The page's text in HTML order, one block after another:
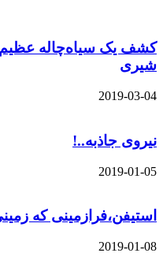
کشف یک سیاه‌چاله‌
شیری
2019-03-04
نیروی جاذبه..!
2019-01-05
استیفن،فرازمینی که
2019-01-08